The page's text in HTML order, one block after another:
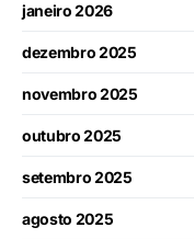
janeiro 2026
dezembro 2025
novembro 2025
outubro 2025
setembro 2025
agosto 2025